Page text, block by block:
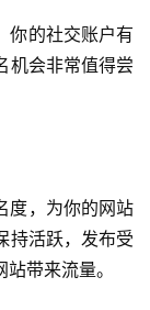
你的社交账户有
机会非常值得尝
度，为你的网站
持活跃，发布受
带来流量。